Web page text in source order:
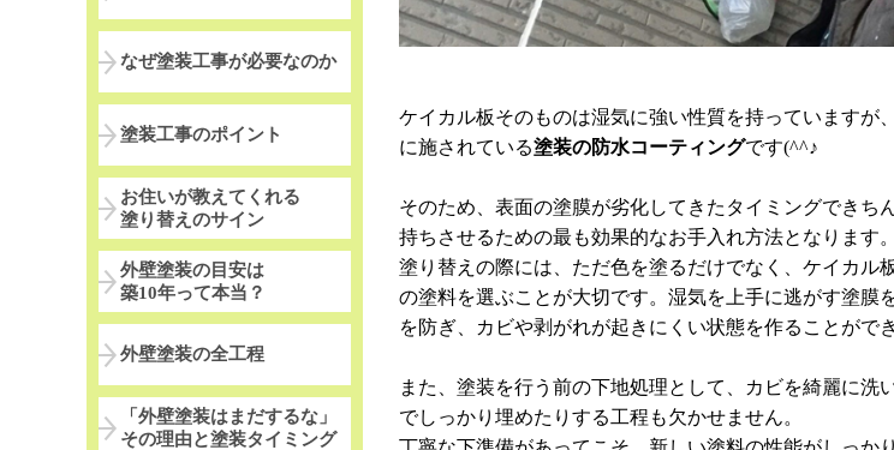
ケイカル板そのものは湿気に強い性質を持っていますが
に施されている塗装の防水コーティングです(^^♪
そのため、表面の塗膜が劣化してきたタイミングできち
持ちさせるための最も効果的なお手入れ方法となります。
塗り替えの際には、ただ色を塗るだけでなく、ケイカル
の塗料を選ぶことが大切です。湿気を上手に逃がす塗膜
を防ぎ、カビや剥がれが起きにくい状態を作ることがで
また、塗装を行う前の下地処理として、カビを綺麗に洗
でしっかり埋めたりする工程も欠かせません。
なぜ塗装工事が必要なのか
塗装工事のポイント
お住いが教えてくれる
塗り替えのサイン
外壁塗装の目安は
築10年って本当？
外壁塗装の全工程
「外壁塗装はまだするな」
その理由と塗装タイミング